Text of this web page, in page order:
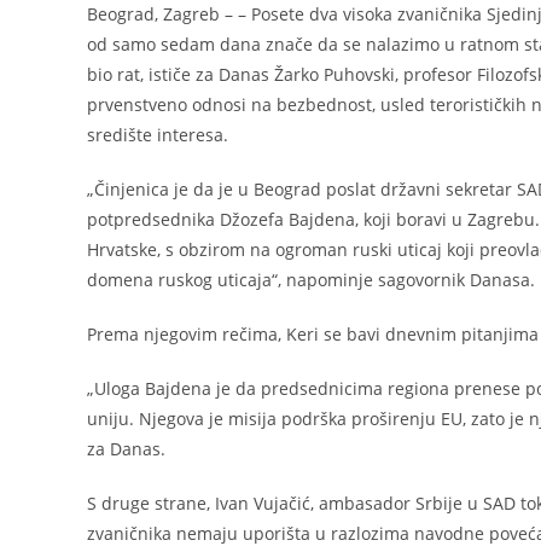
Beograd, Zagreb – – Posete dva visoka zvaničnika
od samo sedam dana znače da se nalazimo u ratnom
bio rat, ističe za Danas Žarko Puhovski, profesor
prvenstveno odnosi na bezbednost, usled terorističkih
središte interesa.
„Činjenica je da je u Beograd poslat državni sekretar
potpredsednika Džozefa Bajdena, koji boravi u
Hrvatske, s obzirom na ogroman ruski uticaj koji
domena ruskog uticaja“, napominje sagovornik Danasa.
Prema njegovim rečima, Keri se bavi dnevnim
„Uloga Bajdena je da predsednicima regiona prenese
uniju. Njegova je misija podrška proširenju EU, zato je
za Danas.
S druge strane, Ivan Vujačić, ambasador Srbije u SAD
zvaničnika nemaju uporišta u razlozima navodne